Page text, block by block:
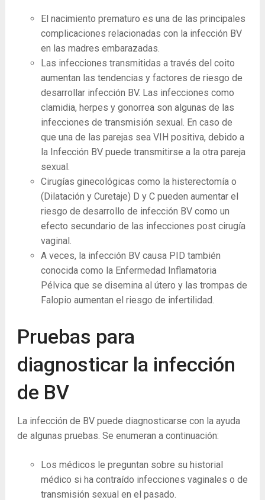
El nacimiento prematuro es una de las principales
complicaciones relacionadas con la infección BV
en las madres embarazadas.
Las infecciones transmitidas a través del coito
aumentan las tendencias y factores de riesgo de
desarrollar infección BV. Las infecciones como
clamidia, herpes y gonorrea son algunas de las
infecciones de transmisión sexual. En caso de
que una de las parejas sea VIH positiva, debido a
la Infección BV puede transmitirse a la otra pareja
sexual.
Cirugías ginecológicas como la histerectomía o
(Dilatación y Curetaje) D y C pueden aumentar el
riesgo de desarrollo de infección BV como un
efecto secundario de las infecciones post cirugía
vaginal.
A veces, la infección BV causa PID también
conocida como la Enfermedad Inflamatoria
Pélvica que se disemina al útero y las trompas de
Falopio aumentan el riesgo de infertilidad.
Pruebas para
diagnosticar la infección
de BV
La infección de BV puede diagnosticarse con la ayuda
de algunas pruebas. Se enumeran a continuación:
Los médicos le preguntan sobre su historial
médico si ha contraído infecciones vaginales o de
transmisión sexual en el pasado.